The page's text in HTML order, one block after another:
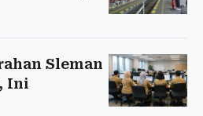
Sleman
Ini